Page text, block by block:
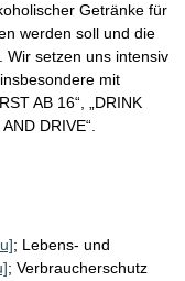
Getränke für
werden soll und die
Wir setzen uns intensiv
mit
AB 16“, „DRINK
DRIVE“.
; Lebens- und
; Verbraucherschutz